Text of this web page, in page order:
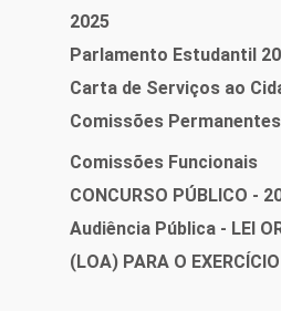
2025
Parlamento Estudantil
Carta de Serviços ao
Comissões
Comissões Funcionais
CONCURSO PÚBLICO -
Audiência Pública - LEI
(LOA) PARA O